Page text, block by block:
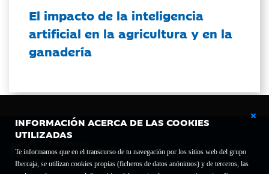
INFORMACIÓN ACERCA DE LAS COOKIES
UTILIZADAS
Te informamos que en el transcurso de tu navegación por los sitios web del grupo
Ibercaja, se utilizan cookies propias (ficheros de datos anónimos) y de terceros, las
El impacto de la inteligencia
artificial en la agricultura y en la
ganadería